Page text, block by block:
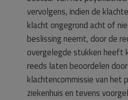
vervolgens, indien de
klacht ongegrond acht of
beslissing neemt, door de
overgelegde stukken heeft
reeds laten beoordelen
klachtencommissie van het
ziekenhuis en tevens